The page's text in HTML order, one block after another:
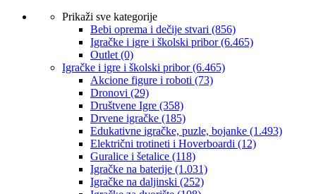
Prikaži sve kategorije
Bebi oprema i dečije stvari (856)
Igračke i igre i školski pribor(6.465)
Outlet (0)
Igračke i igre i školski pribor(6.465)
Akcione figure i roboti (73)
Dronovi (29)
Društvene Igre (358)
Drvene igračke (185)
Edukativne igračke, puzle, bojanke (1.493)
Električni trotineti i Hoverboardi (12)
Guralice i šetalice (118)
Igračke na baterije (1.031)
Igračke na daljinski (252)